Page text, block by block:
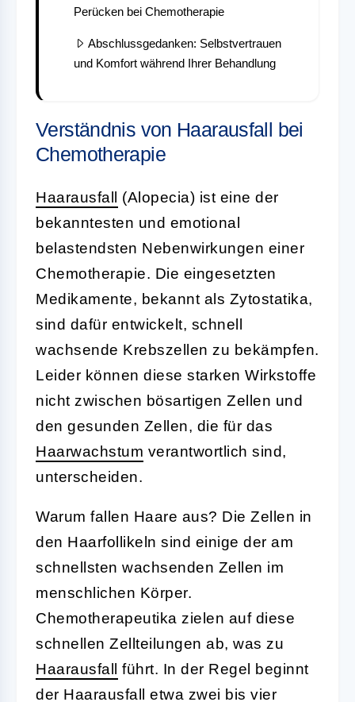
Perücken bei Chemotherapie
Abschlussgedanken: Selbstvertrauen
und Komfort während Ihrer Behandlung
Verständnis von Haarausfall bei
Chemotherapie
Haarausfall
(Alopecia) ist eine der
bekanntesten und emotional
belastendsten Nebenwirkungen einer
Chemotherapie. Die eingesetzten
Medikamente, bekannt als Zytostatika,
sind dafür entwickelt, schnell
wachsende Krebszellen zu bekämpfen.
Leider können diese starken Wirkstoffe
nicht zwischen bösartigen Zellen und
den gesunden Zellen, die für das
Haarwachstum verantwortlich sind,
unterscheiden.
Warum fallen Haare aus? Die Zellen in
den Haarfollikeln sind einige der am
schnellsten wachsenden Zellen im
menschlichen Körper.
Chemotherapeutika zielen auf diese
schnellen Zellteilungen ab, was zu
Haarausfall
führt. In der Regel beginnt
der Haarausfall
etwa zwei bis vier